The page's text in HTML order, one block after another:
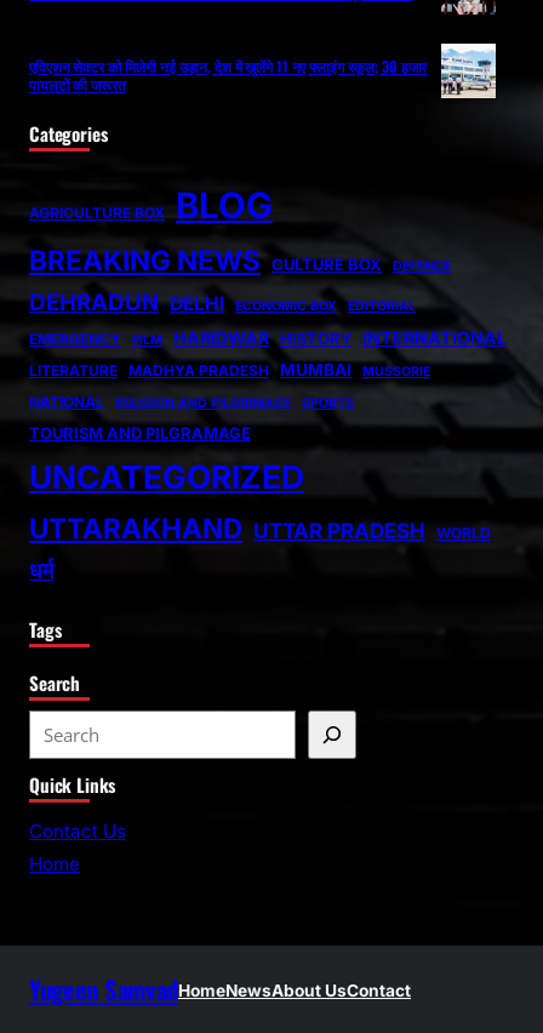
एविएशन सेक्टर को मिलेगी नई उड़ान, देश में खुलेंगे 11 नए फ्लाइंग स्कूल; 30 हजार
पायलटों की जरूरत
Categories
AGRICULTURE BOX BLOG
BREAKING NEWS CULTURE BOX DEFENCE
DEHRADUN DELHI ECONOMIC BOX EDITORIAL
EMERGENCY FILM HARIDWAR HISTORY INTERNATIONAL
LITERATURE MADHYA PRADESH MUMBAI MUSSORIE
NATIONAL RELIGION AND PILGRIMAGE SPORTS
TOURISM AND PILGRAMAGE
UNCATEGORIZED
UTTARAKHAND UTTAR PRADESH WORLD
धर्म
Tags
Search
e
a
r
Quick Links
Contact Us
Home
Yugeen SamvadHomeNewsAbout UsContact